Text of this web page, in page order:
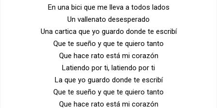
En una bici que me lleva a todos lados
Un vallenato desesperado
Una cartica que yo guardo donde te escribí
Que te sueño y que te quiero tanto
Que hace rato está mi corazón
Latiendo por ti, latiendo por ti
La que yo guardo donde te escribí
Que te sueño y que te quiero tanto
Que hace rato está mi corazón